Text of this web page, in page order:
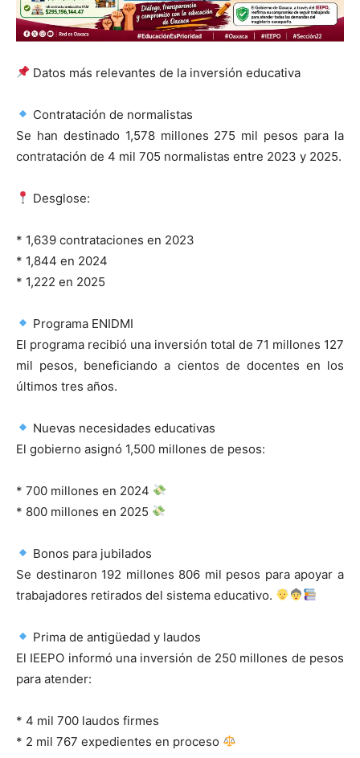
Datos más relevantes de la inversión educativa
Contratación de normalistas
Se han destinado 1,578 millones 275 mil pesos para la
contratación de 4 mil 705 normalistas entre 2023 y 2025.
Desglose:
* 1,639 contrataciones en 2023
* 1,844 en 2024
* 1,222 en 2025
Programa ENIDMI
El programa recibió una inversión total de 71 millones 127
mil pesos, beneficiando a cientos de docentes en los
últimos tres años.
Nuevas necesidades educativas
El gobierno asignó 1,500 millones de pesos:
* 700 millones en 2024
* 800 millones en 2025
Bonos para jubilados
Se destinaron 192 millones 806 mil pesos para apoyar a
trabajadores retirados del sistema educativo.
Prima de antigüedad y laudos
El IEEPO informó una inversión de 250 millones de pesos
para atender:
* 4 mil 700 laudos firmes
* 2 mil 767 expedientes en proceso